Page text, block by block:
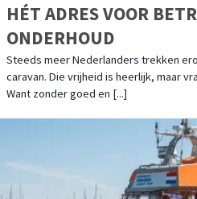
HÉT ADRES VOOR
ONDERHOUD
Steeds meer Nederlanders trekken
caravan. Die vrijheid is heerlijk, maar
Want zonder goed en [...]